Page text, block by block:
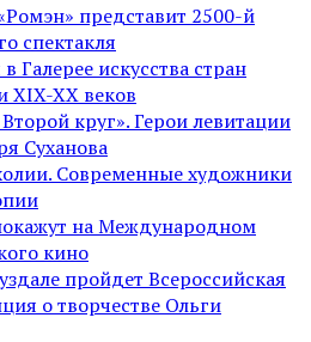
представит 2500-й
спектакля
Галерее искусства стран
XX веков
круг». Герои левитации
Суханова
Современные художники
на Международном
кино
пройдет Всероссийская
о творчестве Ольги